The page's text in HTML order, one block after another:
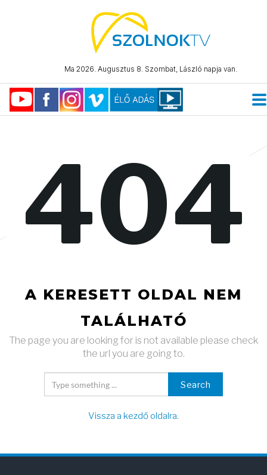
Ma 2026. Augusztus 8. Szombat, László napja van.
404
A KERESETT OLDAL NEM
TALÁLHATÓ
The page you are looking for is not available please check
the url you are going to.
Search
Vissza a kezdő oldalra.